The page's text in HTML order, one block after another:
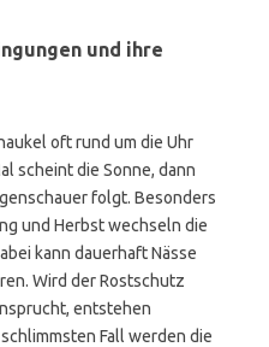
und ihre
oft rund um die Uhr
scheint die Sonne, dann
folgt. Besonders
und Herbst wechseln die
kann dauerhaft Nässe
Wird der Rostschutz
entstehen
Fall werden die